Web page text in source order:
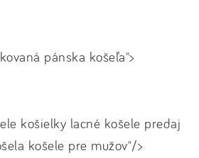
pánska košeľa">
košielky lacné košele predaj
košele pre mužov"/>